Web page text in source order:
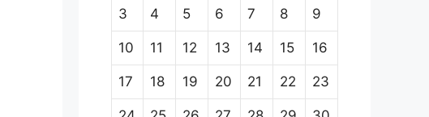
3 4 5 6 7 8 9
10 11 12 13 14 15 16
17 18 19 20 21 22 23